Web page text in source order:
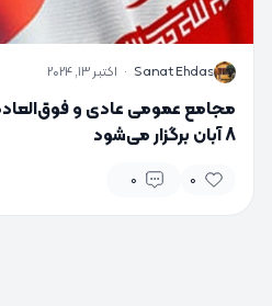
S
Sanat Ehdas
· اکتبر 13, 2024
مجامع عمومی عادی و
8 آبان برگزار می‌شود
0
0